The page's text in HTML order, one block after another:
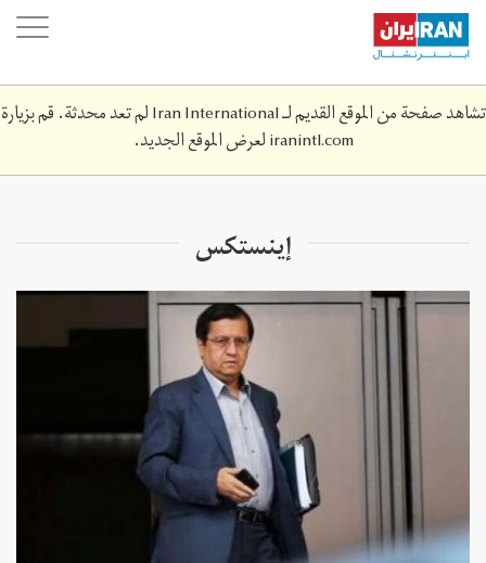
Skip
main
content
تشاهد صفحة من الموقع القديم لـ Iran International لم تعد محدثة. قم بزيارة
iranintl.comلعرض الموقع الجديد.
إينستكس